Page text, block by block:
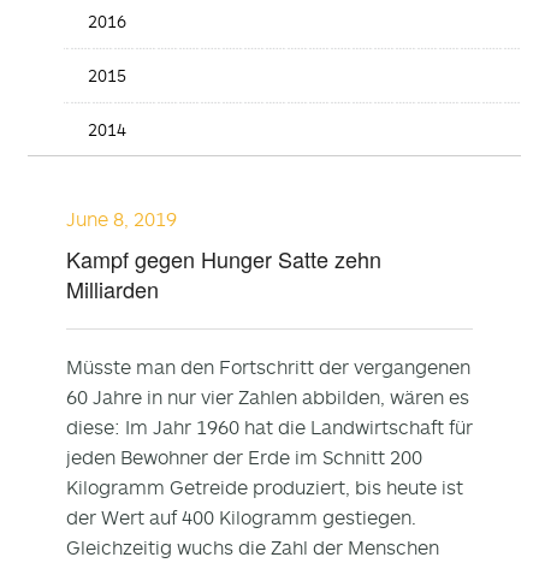
2016
2015
2014
June 8, 2019
Kampf gegen Hunger Satte zehn
Milliarden
Müsste man den Fortschritt der vergangenen
60 Jahre in nur vier Zahlen abbilden, wären es
diese: Im Jahr 1960 hat die Landwirtschaft für
jeden Bewohner der Erde im Schnitt 200
Kilogramm Getreide produziert, bis heute ist
der Wert auf 400 Kilogramm gestiegen.
Gleichzeitig wuchs die Zahl der Menschen